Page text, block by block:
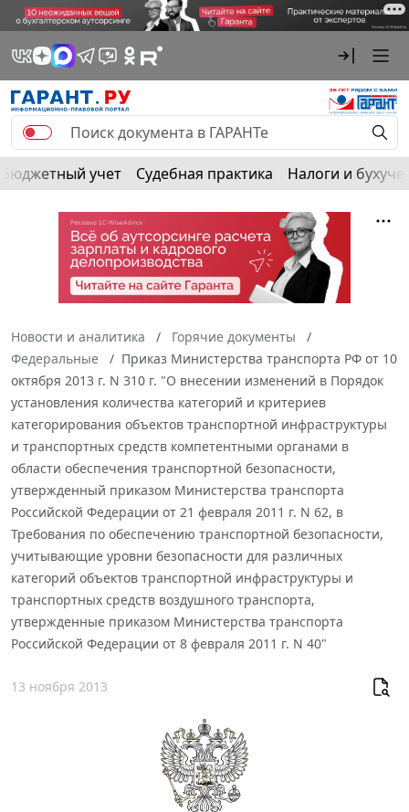
Бюджетный учет Судебная практика Налоги и
Новости и аналитика
Горячие документы
Федеральные
Приказ Министерства транспорта РФ от 10
октября 2013 г. N 310 г. "О внесении изменений в Порядок
установления количества категорий и критериев
категорирования объектов транспортной инфраструктуры
и транспортных средств компетентными органами в
области обеспечения транспортной безопасности,
утвержденный приказом Министерства транспорта
Российской Федерации от 21 февраля 2011 г. N 62, в
Требования по обеспечению транспортной безопасности,
учитывающие уровни безопасности для различных
категорий объектов транспортной инфраструктуры и
транспортных средств воздушного транспорта,
утвержденные приказом Министерства транспорта
Российской Федерации от 8 февраля 2011 г. N 40"
13 ноября 2013